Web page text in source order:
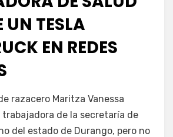
UN TESLA
EN REDES
Servín
razacero Maritza Vanessa
trabajadora de la secretaría de
del estado de Durango, pero no